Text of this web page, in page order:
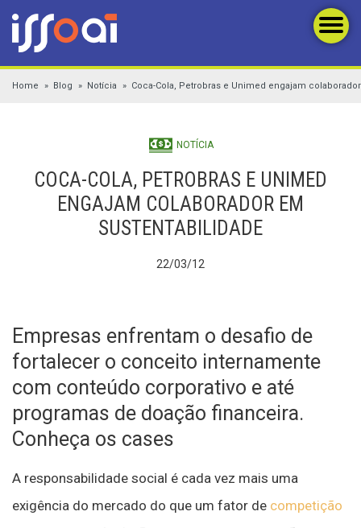
Home Blog Notícia Coca-Cola, Petrobras e Unimed engajam
NOTÍCIA
COCA-COLA, PETROBRAS E UNIMED
ENGAJAM COLABORADOR EM
SUSTENTABILIDADE
22/03/12
Empresas enfrentam o desafio de
fortalecer o conceito internamente
com conteúdo corporativo e até
programas de doação financeira.
Conheça os cases
A responsabilidade social é cada vez mais uma
exigência do mercado do que um fator de competição